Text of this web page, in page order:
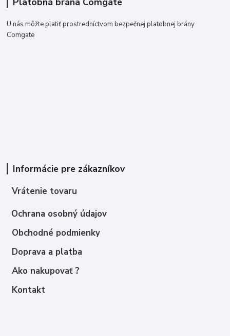
U nás môžte platiť prostredníctvom bezpečnej platobnej brány
Comgate
Informácie pre zákazníkov
Vrátenie tovaru
Ochrana osobný údajov
Obchodné podmienky
Doprava a platba
Ako nakupovať ?
Kontakt